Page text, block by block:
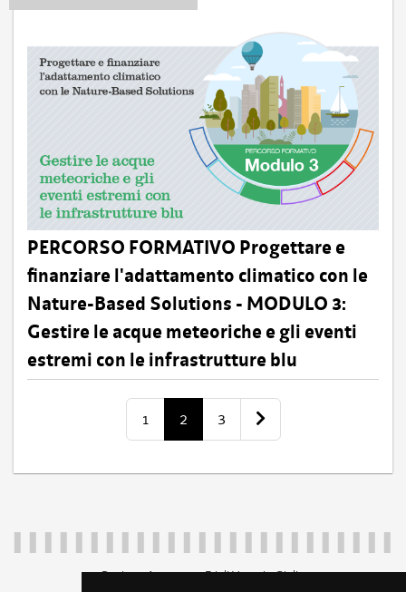
PERCORSO FORMATIVO Progettare e
finanziare l'adattamento climatico con le
Nature-Based Solutions - MODULO 3:
Gestire le acque meteoriche e gli eventi
estremi con le infrastrutture blu
1 2 3
Regione Autonoma Friuli Venezia Giulia